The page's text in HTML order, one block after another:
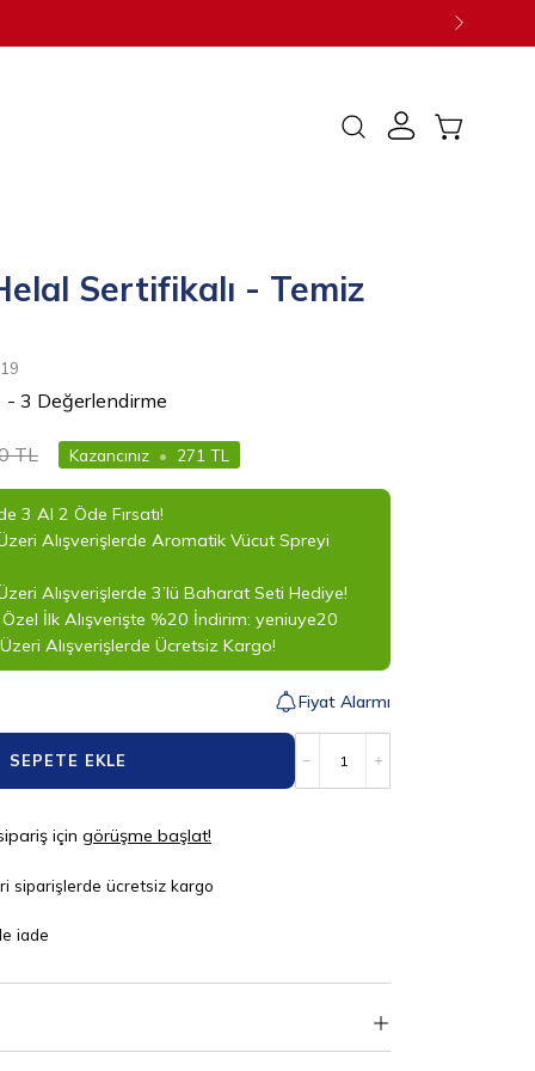
Arama
SEPETI AÇ
Sertifikalı - Temiz
- 3 Değerlendirme
TL Kazancınız • 271 TL
3 Al 2 Öde Fırsatı!
Alışverişlerde Aromatik Vücut Spreyi
Alışverişlerde 3’lü Baharat Seti Hediye!
İlk Alışverişte %20 İndirim: yeniuye20
Alışverişlerde Ücretsiz Kargo!
Fiyat Alarmı
SEPETE EKLE
için görüşme başlat!
siparişlerde ücretsiz kargo
iade